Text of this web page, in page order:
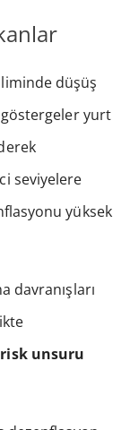
düşüş
yurt
seviyelere
yüksek
davranışları
risk unsuru